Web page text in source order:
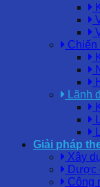
Lãnh
Giải pháp
Xây
Dược
Công